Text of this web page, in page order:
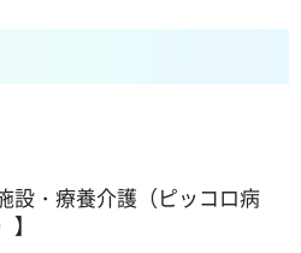
設・療養介護（ピッコロ病